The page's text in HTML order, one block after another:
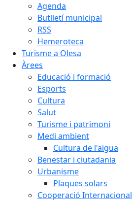
Agenda
Butlletí municipal
RSS
Hemeroteca
Turisme a Olesa
Àrees
Educació i formació
Esports
Cultura
Salut
Turisme i patrimoni
Medi ambient
Cultura de l'aigua
Benestar i ciutadania
Urbanisme
Plaques solars
Cooperació Internacional